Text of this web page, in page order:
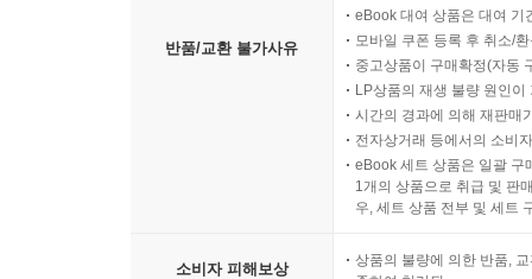
반품/교환 불가사유
eBook 대여 상품은 대여 기
모바일 쿠폰 등록 후 취소/
중고상품이 구매확정(자동
LP상품의 재생 불량 원인
시간의 경과에 의해 재판매
전자상거래 등에서의 소비
eBook 세트 상품은 일괄 구
1개의 상품으로 취급 및 판
우, 세트 상품 전부 및 세트
소비자 피해보상
상품의 불량에 의한 반품,